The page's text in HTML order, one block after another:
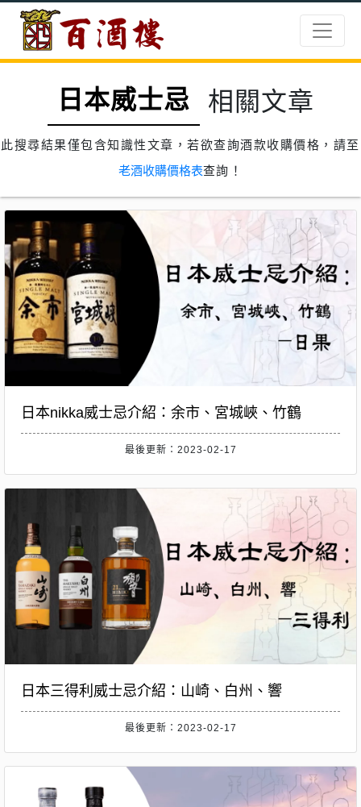
日本威士忌 相關文章
此搜尋結果僅包含知識性文章，若欲查詢酒款收購價格，請至
老酒收購價格表查詢！
日本nikka威士忌介紹：余市、宮城峽、竹鶴
最後更新：2023-02-17
日本三得利威士忌介紹：山崎、白州、響
最後更新：2023-02-17